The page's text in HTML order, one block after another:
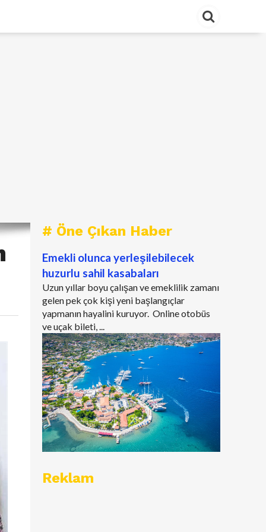
# Öne Çıkan Haber
Emekli olunca yerleşilebilecek
huzurlu sahil kasabaları
Uzun yıllar boyu çalışan ve emeklilik zamanı
gelen pek çok kişi yeni başlangıçlar
yapmanın hayalini kuruyor. Online otobüs
ve uçak bileti, ...
Reklam